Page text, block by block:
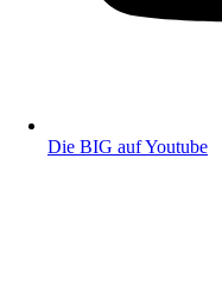
Die BIG auf Youtube